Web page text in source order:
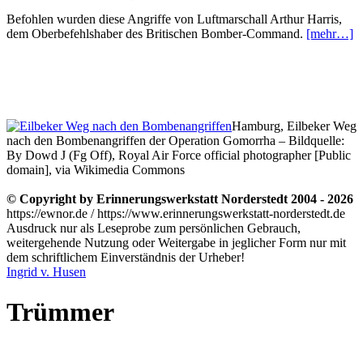
Befohlen wurden diese Angriffe von Luftmarschall Arthur Harris,
dem Oberbefehlshaber des Britischen Bomber-Command. [mehr…]
Hamburg, Eilbeker Weg
nach den Bombenangriffen der Operation Gomorrha – Bildquelle:
By Dowd J (Fg Off), Royal Air Force official photographer [Public
domain], via Wikimedia Commons
© Copyright by Erinnerungswerkstatt Norderstedt 2004 - 2026
https://ewnor.de / https://www.erinnerungswerkstatt-norderstedt.de
Ausdruck nur als Leseprobe zum persönlichen Gebrauch,
weitergehende Nutzung oder Weitergabe in jeglicher Form nur mit
dem schriftlichem Einverständnis der Urheber!
Ingrid v. Husen
Trümmer